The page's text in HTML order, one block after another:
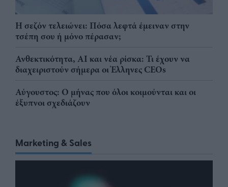
Η σεζόν τελειώνει: Πόσα λεφτά έμειναν στην
τσέπη σου ή μόνο πέρασαν;
Ανθεκτικότητα, AI και νέα ρίσκα: Τι έχουν να
διαχειριστούν σήμερα οι Έλληνες CEOs
Αύγουστος: Ο μήνας που όλοι κοιμούνται και οι
έξυπνοι σχεδιάζουν
Marketing & Sales